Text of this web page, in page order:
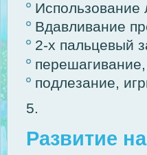
Использование
Вдавливание
2-х пальцевый
перешагивание,
подлезание,
Развитие